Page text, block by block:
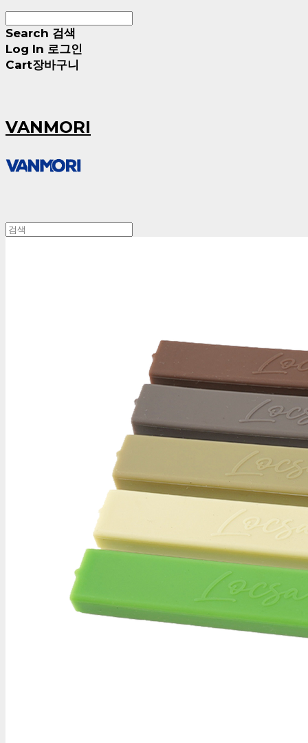
Search 검색
Log In 로그인
Cart장바구니
VANMORI